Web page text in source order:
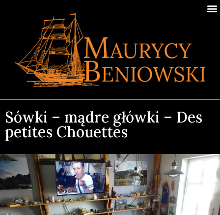
Sówki – mądre główki – Des
petites Chouettes